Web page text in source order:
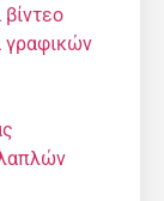
γραφικών